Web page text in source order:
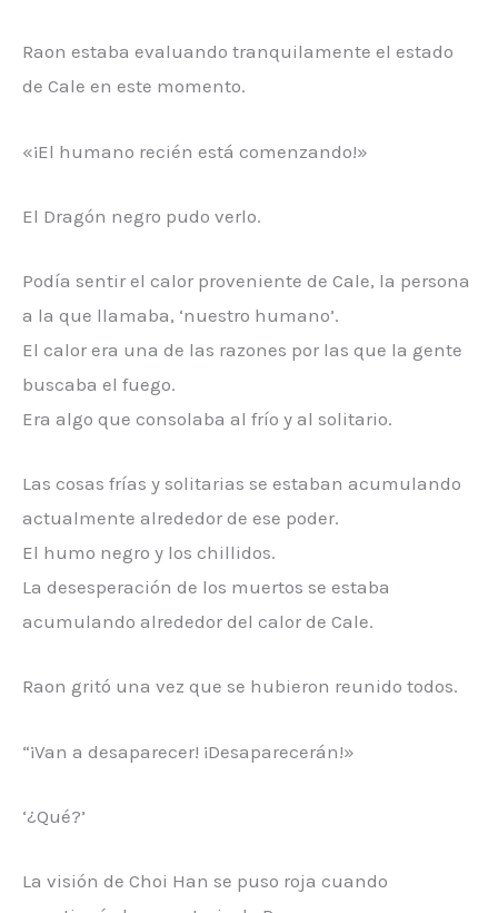
Raon estaba evaluando tranquilamente el estado
de Cale en este momento.
«¡El humano recién está comenzando!»
El Dragón negro pudo verlo.
Podía sentir el calor proveniente de Cale, la persona
a la que llamaba, ‘nuestro humano’.
El calor era una de las razones por las que la gente
buscaba el fuego.
Era algo que consolaba al frío y al solitario.
Las cosas frías y solitarias se estaban acumulando
actualmente alrededor de ese poder.
El humo negro y los chillidos.
La desesperación de los muertos se estaba
acumulando alrededor del calor de Cale.
Raon gritó una vez que se hubieron reunido todos.
“¡Van a desaparecer! ¡Desaparecerán!»
‘¿Qué?’
La visión de Choi Han se puso roja cuando